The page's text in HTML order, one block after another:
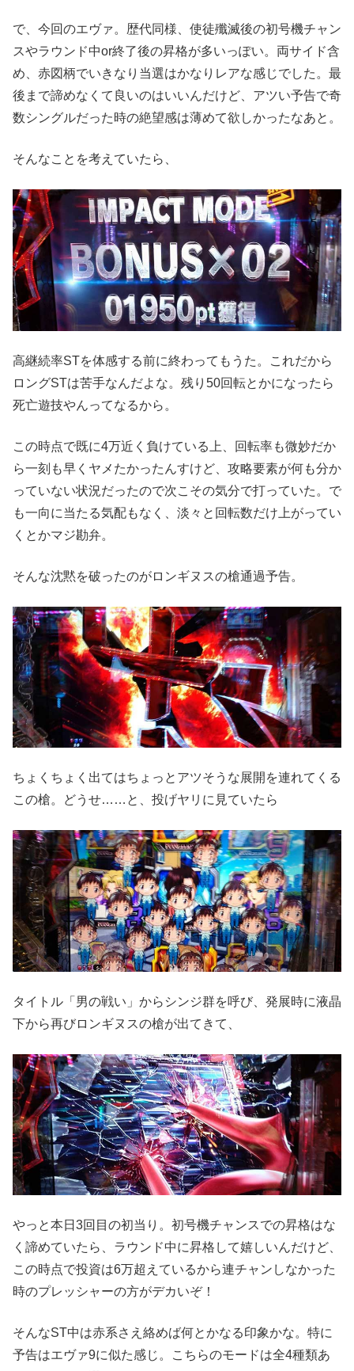
で、今回のエヴァ。歴代同様、使徒殲滅後の初号機チャン
スやラウンド中or終了後の昇格が多いっぽい。両サイド含
め、赤図柄でいきなり当選はかなりレアな感じでした。最
後まで諦めなくて良いのはいいんだけど、アツい予告で奇
数シングルだった時の絶望感は薄めて欲しかったなあと。
そんなことを考えていたら、
高継続率STを体感する前に終わってもうた。これだから
ロングSTは苦手なんだよな。残り50回転とかになったら
死亡遊技やんってなるから。
この時点で既に4万近く負けている上、回転率も微妙だか
ら一刻も早くヤメたかったんすけど、攻略要素が何も分か
っていない状況だったので次こその気分で打っていた。で
も一向に当たる気配もなく、淡々と回転数だけ上がってい
くとかマジ勘弁。
そんな沈黙を破ったのがロンギヌスの槍通過予告。
ちょくちょく出てはちょっとアツそうな展開を連れてくる
この槍。どうせ……と、投げヤリに見ていたら
タイトル「男の戦い」からシンジ群を呼び、発展時に液晶
下から再びロンギヌスの槍が出てきて、
やっと本日3回目の初当り。初号機チャンスでの昇格はな
く諦めていたら、ラウンド中に昇格して嬉しいんだけど、
この時点で投資は6万超えているから連チャンしなかった
時のプレッシャーの方がデカいぞ！
そんなST中は赤系さえ絡めば何とかなる印象かな。特に
予告はエヴァ9に似た感じ。こちらのモードは全4種類あ